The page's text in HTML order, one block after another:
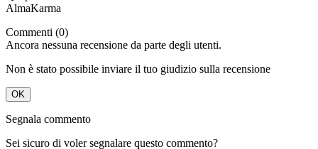
AlmaKarma
Commenti (0)
Ancora nessuna recensione da parte degli utenti.
Non è stato possibile inviare il tuo giudizio sulla recensione
OK
Segnala commento
Sei sicuro di voler segnalare questo commento?